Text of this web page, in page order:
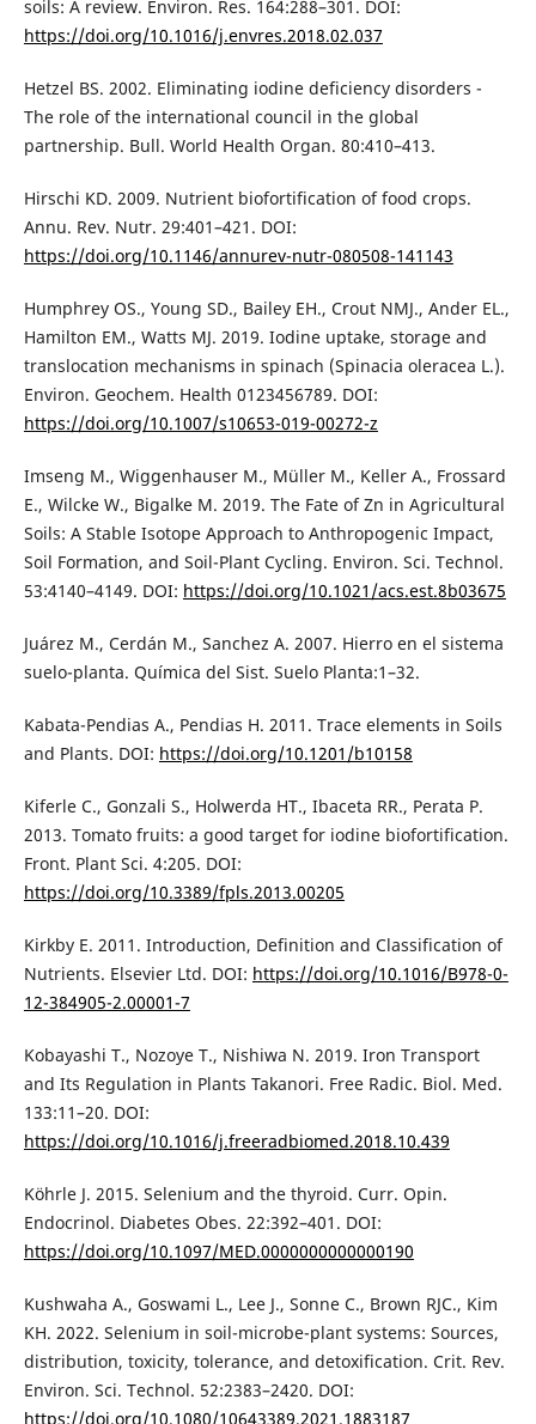
soils: A review. Environ. Res. 164:288–301. DOI:
https://doi.org/10.1016/j.envres.2018.02.037
Hetzel BS. 2002. Eliminating iodine deficiency disorders -
The role of the international council in the global
partnership. Bull. World Health Organ. 80:410–413.
Hirschi KD. 2009. Nutrient biofortification of food crops.
Annu. Rev. Nutr. 29:401–421. DOI:
https://doi.org/10.1146/annurev-nutr-080508-141143
Humphrey OS., Young SD., Bailey EH., Crout NMJ., Ander EL.,
Hamilton EM., Watts MJ. 2019. Iodine uptake, storage and
translocation mechanisms in spinach (Spinacia oleracea L.).
Environ. Geochem. Health 0123456789. DOI:
https://doi.org/10.1007/s10653-019-00272-z
Imseng M., Wiggenhauser M., Müller M., Keller A., Frossard
E., Wilcke W., Bigalke M. 2019. The Fate of Zn in Agricultural
Soils: A Stable Isotope Approach to Anthropogenic Impact,
Soil Formation, and Soil-Plant Cycling. Environ. Sci. Technol.
53:4140–4149. DOI: https://doi.org/10.1021/acs.est.8b03675
Juárez M., Cerdán M., Sanchez A. 2007. Hierro en el sistema
suelo-planta. Química del Sist. Suelo Planta:1–32.
Kabata-Pendias A., Pendias H. 2011. Trace elements in Soils
and Plants. DOI: https://doi.org/10.1201/b10158
Kiferle C., Gonzali S., Holwerda HT., Ibaceta RR., Perata P.
2013. Tomato fruits: a good target for iodine biofortification.
Front. Plant Sci. 4:205. DOI:
https://doi.org/10.3389/fpls.2013.00205
Kirkby E. 2011. Introduction, Definition and Classification of
Nutrients. Elsevier Ltd. DOI: https://doi.org/10.1016/B978-0-
12-384905-2.00001-7
Kobayashi T., Nozoye T., Nishiwa N. 2019. Iron Transport
and Its Regulation in Plants Takanori. Free Radic. Biol. Med.
133:11–20. DOI:
https://doi.org/10.1016/j.freeradbiomed.2018.10.439
Köhrle J. 2015. Selenium and the thyroid. Curr. Opin.
Endocrinol. Diabetes Obes. 22:392–401. DOI:
https://doi.org/10.1097/MED.0000000000000190
Kushwaha A., Goswami L., Lee J., Sonne C., Brown RJC., Kim
KH. 2022. Selenium in soil-microbe-plant systems: Sources,
distribution, toxicity, tolerance, and detoxification. Crit. Rev.
Environ. Sci. Technol. 52:2383–2420. DOI:
https://doi.org/10.1080/10643389.2021.1883187